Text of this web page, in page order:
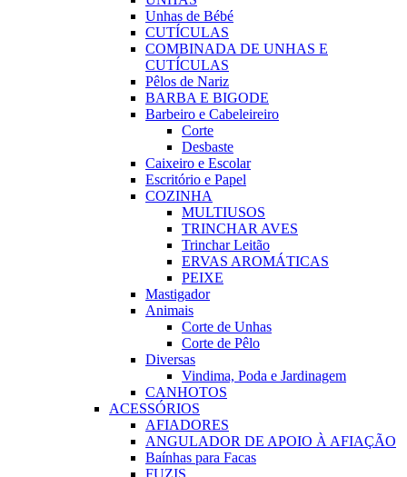
Unhas de Bébé
CUTÍCULAS
COMBINADA DE UNHAS E
CUTÍCULAS
Pêlos de Nariz
BARBA E BIGODE
Barbeiro e Cabeleireiro
Corte
Desbaste
Caixeiro e Escolar
Escritório e Papel
COZINHA
MULTIUSOS
TRINCHAR AVES
Trinchar Leitão
ERVAS AROMÁTICAS
PEIXE
Mastigador
Animais
Corte de Unhas
Corte de Pêlo
Diversas
Vindima, Poda e Jardinagem
CANHOTOS
ACESSÓRIOS
AFIADORES
ANGULADOR DE APOIO À AFIAÇÃO
Baínhas para Facas
FUZIS